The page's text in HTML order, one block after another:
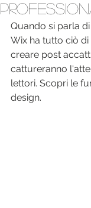
Quando si parla
Wix ha tutto ciò
creare post
cattureranno
lettori. Scopri le
design.